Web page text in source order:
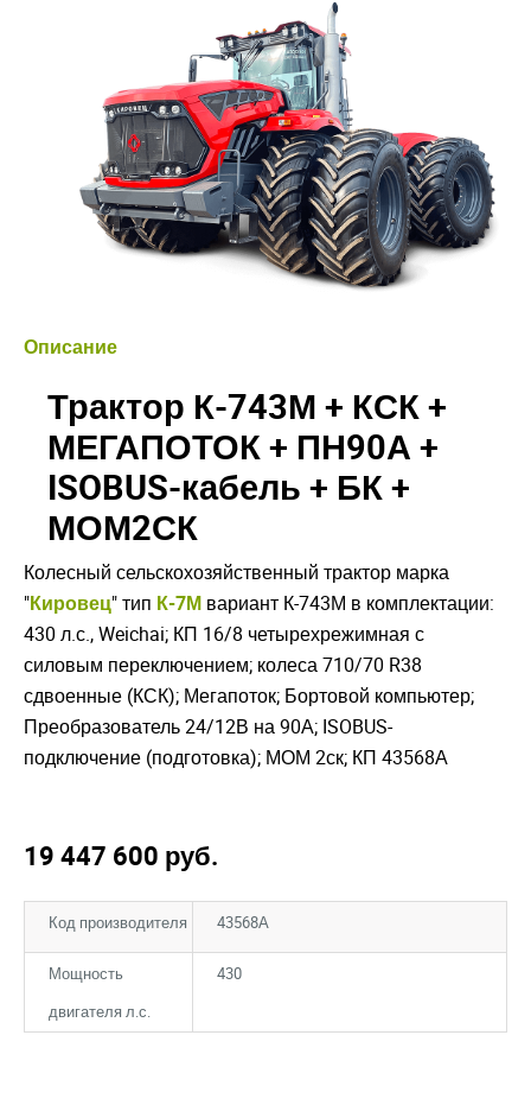
Описание
Трактор К-743М + КСК +
МЕГАПОТОК + ПН90А +
ISOBUS-кабель + БК +
МОМ2СК
Колесный сельскохозяйственный трактор марка
"Кировец" тип К-7М вариант К-743М в комплектации:
430 л.с., Weichai; КП 16/8 четырехрежимная с
силовым переключением; колеса 710/70 R38
сдвоенные (КСК); Мегапоток; Бортовой компьютер;
Преобразователь 24/12В на 90А; ISOBUS-
подключение (подготовка); МОМ 2ск; КП 43568А
19 447 600 руб.
Код производителя 43568А
Мощность
двигателя л.с.
430